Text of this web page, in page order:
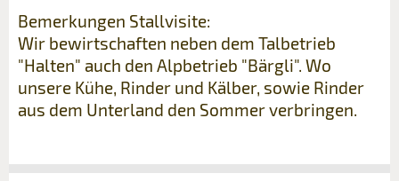
Bemerkungen Stallvisite:
Wir bewirtschaften neben dem Talbetrieb
"Halten" auch den Alpbetrieb "Bärgli". Wo
unsere Kühe, Rinder und Kälber, sowie Rinder
aus dem Unterland den Sommer verbringen.